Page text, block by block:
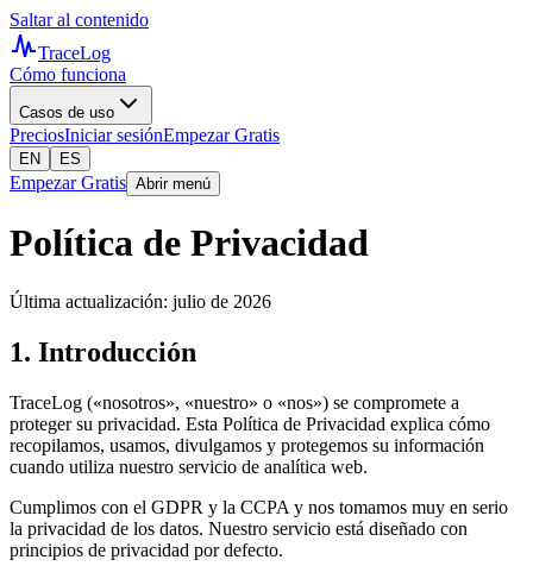
Saltar al contenido
TraceLog
Cómo funciona
Casos de uso
PreciosIniciar sesiónEmpezar Gratis
EN ES
Empezar Gratis Abrir menú
Política de Privacidad
Última actualización: julio de 2026
1. Introducción
TraceLog («nosotros», «nuestro» o «nos») se compromete a
proteger su privacidad. Esta Política de Privacidad explica cómo
recopilamos, usamos, divulgamos y protegemos su información
cuando utiliza nuestro servicio de analítica web.
Cumplimos con el GDPR y la CCPA y nos tomamos muy en serio
la privacidad de los datos. Nuestro servicio está diseñado con
principios de privacidad por defecto.